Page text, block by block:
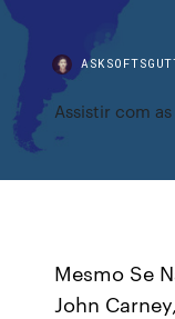
Assistir com
Mesmo Se
John